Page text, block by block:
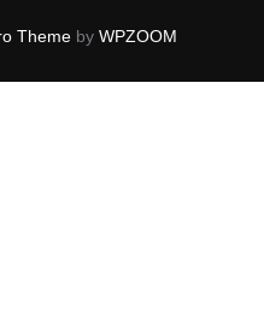
Theme by WPZOOM